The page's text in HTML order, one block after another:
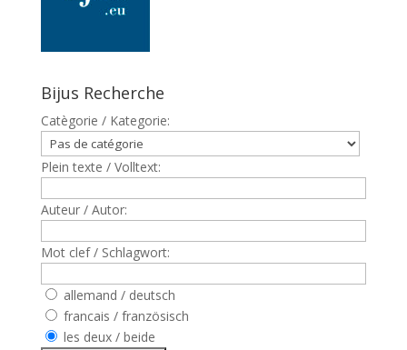
Bijus Recherche
Catègorie / Kategorie:
Plein texte / Volltext:
Auteur / Autor:
Mot clef / Schlagwort:
allemand / deutsch
francais / französisch
les deux / beide